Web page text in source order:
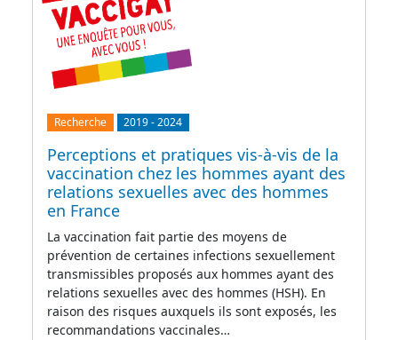
Recherche 2019-2024
Perceptions et pratiques vis-à-vis de la
vaccination chez les hommes ayant des
relations sexuelles avec des hommes
en France
La vaccination fait partie des moyens de
prévention de certaines infections sexuellement
transmissibles proposés aux hommes ayant des
relations sexuelles avec des hommes (HSH). En
raison des risques auxquels ils sont exposés, les
recommandations vaccinales…